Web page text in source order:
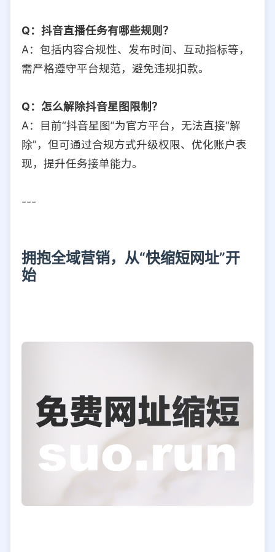
Q：抖音直播任务有哪些规则？
A：包括内容合规性、发布时间、互动指标等，
需严格遵守平台规范，避免违规扣款。
Q：怎么解除抖音星图限制？
A：目前“抖音星图”为官方平台，无法直接“解
除”，但可通过合规方式升级权限、优化账户表
现，提升任务接单能力。
---
拥抱全域营销，从“快缩短网址”开
始